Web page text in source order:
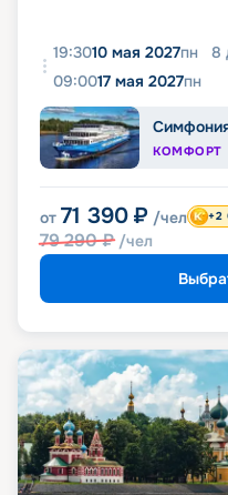
19:3010 мая 2027пн 8
09:0017 мая 2027пн
КОМФОРТ
от 71 390 ₽ /чел
79 290₽ /чел
+2